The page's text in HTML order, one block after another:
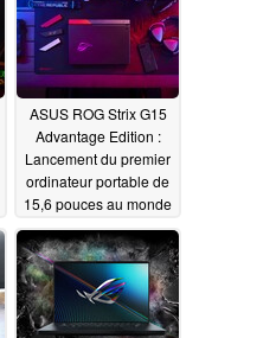
ASUS ROG Strix G15
Advantage Edition :
Lancement du premier
ordinateur portable de
15,6 pouces au monde
équipé d'un AMD
Ryzen 9 5900HX et
d'une Radeon RX
6800M06/01/2021